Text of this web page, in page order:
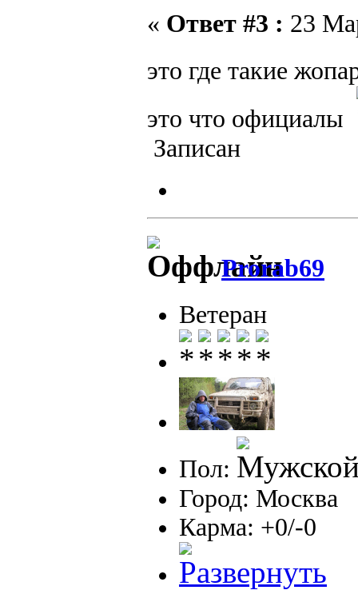
« Ответ #3 : 23
это где такие
это что официалы
Записан
Prorab69
Ветеран
Пол:
Город: Москва
Карма: +0/-0